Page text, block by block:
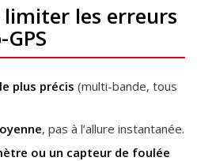
les erreurs
plus précis (multi-bande, tous
, pas à l’allure instantanée.
ou un capteur de foulée